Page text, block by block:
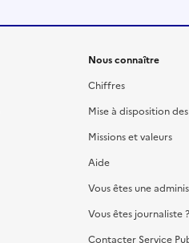
Nous connaître
Chiffres
Mise à disposition
Missions et valeurs
Aide
Vous êtes une
Vous êtes journaliste ?
Contacter Service